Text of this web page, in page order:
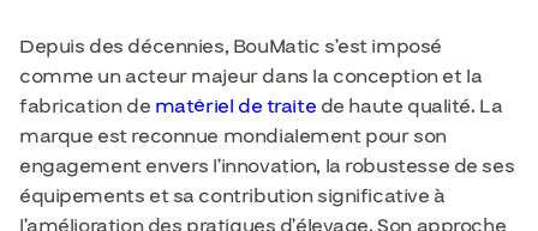
Depuis des décennies, BouMatic s’est imposé
comme un acteur majeur dans la conception et la
fabrication de matériel de traite de haute qualité. La
marque est reconnue mondialement pour son
engagement envers l’innovation, la robustesse de ses
équipements et sa contribution significative à